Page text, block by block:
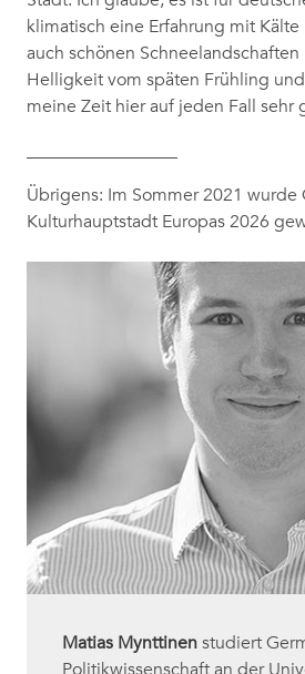
klimatisch eine Erfahrung mit
auch schönen
Helligkeit vom späten Frühling
meine Zeit hier auf jeden Fall sehr
Übrigens: Im Sommer 2021 wurde
Kulturhauptstadt Europas 2026
Matias Mynttinen studiert